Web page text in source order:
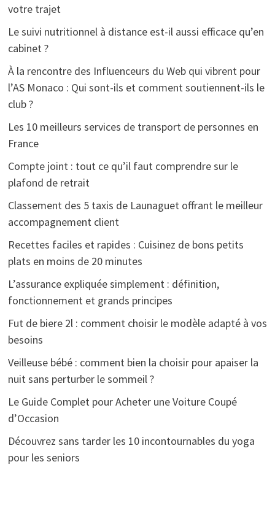
votre trajet
Le suivi nutritionnel à distance est-il aussi efficace qu’en
cabinet ?
À la rencontre des Influenceurs du Web qui vibrent pour
l’AS Monaco : Qui sont-ils et comment soutiennent-ils le
club ?
Les 10 meilleurs services de transport de personnes en
France
Compte joint : tout ce qu’il faut comprendre sur le
plafond de retrait
Classement des 5 taxis de Launaguet offrant le meilleur
accompagnement client
Recettes faciles et rapides : Cuisinez de bons petits
plats en moins de 20 minutes
L’assurance expliquée simplement : définition,
fonctionnement et grands principes
Fut de biere 2l : comment choisir le modèle adapté à vos
besoins
Veilleuse bébé : comment bien la choisir pour apaiser la
nuit sans perturber le sommeil ?
Le Guide Complet pour Acheter une Voiture Coupé
d’Occasion
Découvrez sans tarder les 10 incontournables du yoga
pour les seniors